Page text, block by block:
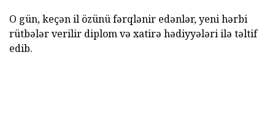
O gün, keçən il özünü fərqlənir edənlər, yeni hərbi
rütbələr verilir diplom və xatirə hədiyyələri ilə təltif
edib.